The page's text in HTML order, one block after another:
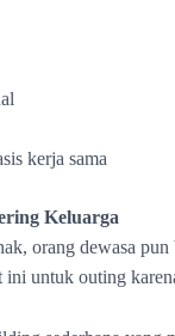
kerja sama
Keluarga
orang dewasa
ini untuk outing